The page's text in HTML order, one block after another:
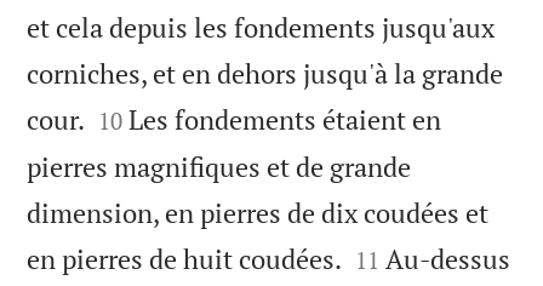
et cela depuis les fondements jusqu'aux
corniches, et en dehors jusqu'à la grande
cour. 

10 Les fondements étaient en
pierres magnifiques et de grande
dimension, en pierres de dix coudées et
en pierres de huit coudées. 

11 Au-dessus